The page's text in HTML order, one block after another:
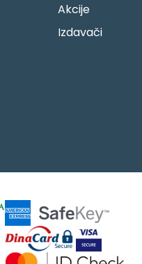
Akcije
Izdavači